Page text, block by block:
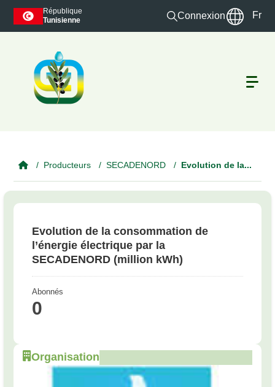
Skip to main content
République
Tunisienne
Connexion Fr
Producteurs SECADENORD Evolution de la...
Evolution de la consommation de
l’énergie électrique par la
SECADENORD (million kWh)
Abonnés
0
Organisation